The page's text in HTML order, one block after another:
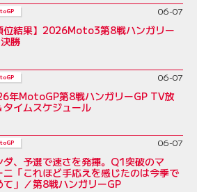
06-07
位結果】2026Moto3第8戦ハンガリー
勝
06-07
年MotoGP第8戦ハンガリーGP TV放
タイムスケジュール
06-07
ダ、予選で速さを発揮。Q1突破のマ
ニ「これほど手応えを感じたのは今季で
て」／第8戦ハンガリーGP